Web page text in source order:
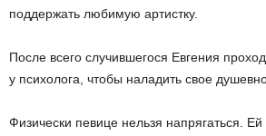
поддержать любимую артистку.
После всего случившегося Евгения
у психолога, чтобы наладить свое
Физически певице нельзя напрягаться.